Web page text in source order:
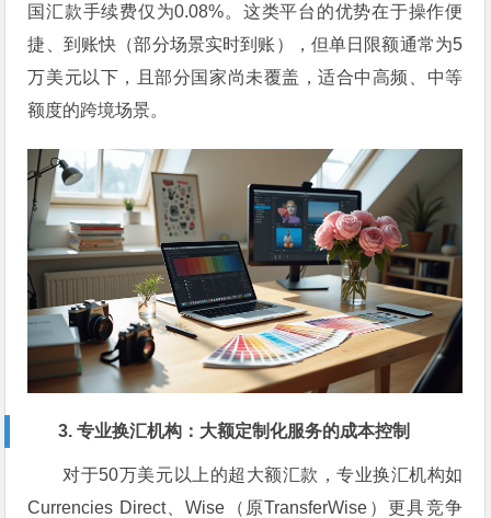
国汇款手续费仅为0.08%。这类平台的优势在于操作便
捷、到账快（部分场景实时到账），但单日限额通常为5
万美元以下，且部分国家尚未覆盖，适合中高频、中等
额度的跨境场景。
3. 专业换汇机构：大额定制化服务的成本控制
对于50万美元以上的超大额汇款，专业换汇机构如
Currencies Direct、Wise（原TransferWise）更具竞争